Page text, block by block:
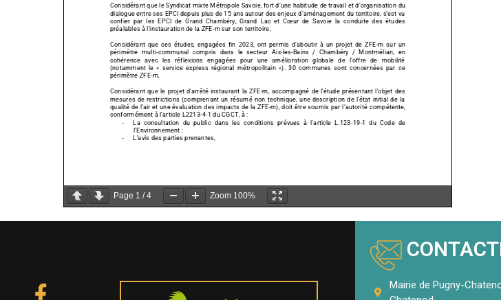
Considérant que le Syndicat mixte Métropole Savoie, fort d’une habitude de travail et d’organisation du
dialogue entre ses EPCI depuis plus de 15 ans autour des enjeux d’aménagement du territoire, s’est vu
confier par les EPCI de Grand Chambéry, Grand Lac et Cœur de Savoie
la conduite des études
préalables à l’instauration de la ZFE-m sur son territoire,
Considérant que ces études, engagées fin 2023, ont permis d’aboutir à un projet de ZFE
-m sur un
périmètre multi-communal compris dans le secteur Aix-les-Bains / Chambéry / Montmélian, en
cohérence avec les réflexions engagées pour une amélioration globale de l’offre de mobilité
(notamment le « service express régional métropolitain »). 30 communes sont concernées par ce
périmètre ZFE-m,
Considérant que le
projet d'arrêté instaurant la ZFE-m, accompagné de l'étude présentant l'objet des
mesures de restrictions (comprenant un résumé non technique, une description de l'état initial de la
qualité de l'air et une évaluation des impacts de la ZFE-m), doit être soumis par l’autorité compétente
conformément à l’article L2213-4-1 du CGCT, à :
-
La consultation du public dans les conditions prévues à l'article L.123- 19-1 du Code de
l’Environnement
-
L’avis des parties prenantes
Considérant que les conditions de transfert du pouvoir de police spéciale en matière de ZFE-m ne sont
Cœur de Savoie),
Page 1 /4 Zoom 100%
Mairie de Pugny-